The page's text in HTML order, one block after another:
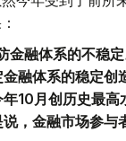
金融体系的不稳
融体系的稳定创
10月创历史最
，金融市场参与